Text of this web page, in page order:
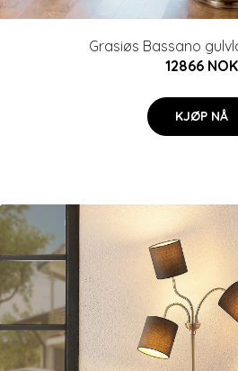
Grasiøs Bassano
12866 NOK
KJØP NÅ